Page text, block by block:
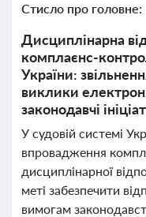
Стисло про головне:
Дисциплінарна
комплаєнс-
України:
виклики
законодавчі
У судовій системі
впровадження
дисциплінарної
меті забезпечити
вимогам